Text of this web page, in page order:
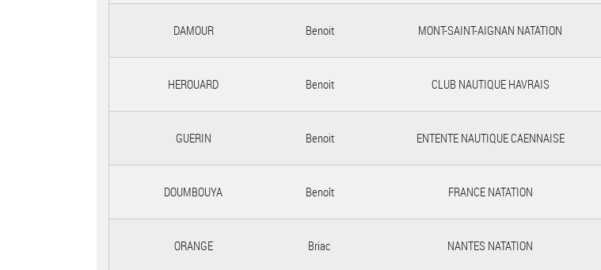
DAMOUR Benoit MONT-SAINT-AIGNAN NATATION
HEROUARD Benoit CLUB NAUTIQUE HAVRAIS
GUERIN Benoit ENTENTE NAUTIQUE CAENNAISE
DOUMBOUYA Benoît FRANCE NATATION
ORANGE Briac NANTES NATATION